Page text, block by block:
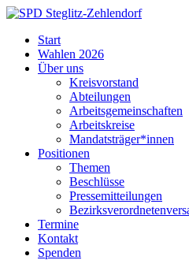
Skip
content
Steglitz-
Zehlendorf
Start
Wahlen 2026
Über uns
Kreisvorstand
Abteilungen
Arbeitsgemeinschaften
Arbeitskreise
Mandatsträger*innen
Positionen
Themen
Beschlüsse
Pressemitteilungen
Termine
Kontakt
Spenden